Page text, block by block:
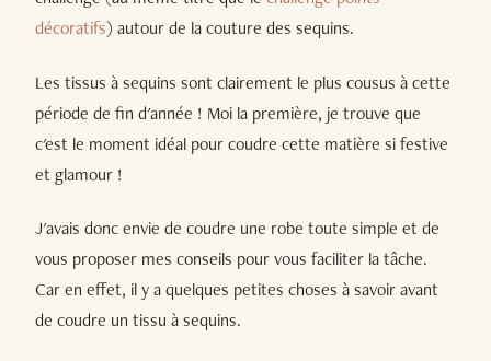
décoratifs) autour de la couture des sequins.
Les tissus à sequins sont clairement le plus cousus à cette
période de fin d'année ! Moi la première, je trouve que
c'est le moment idéal pour coudre cette matière si festive
et glamour !
J'avais donc envie de coudre une robe toute simple et de
vous proposer mes conseils pour vous faciliter la tâche.
Car en effet, il y a quelques petites choses à savoir avant
de coudre un tissu à sequins.